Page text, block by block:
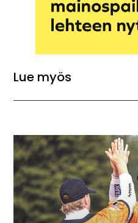
Lue myös